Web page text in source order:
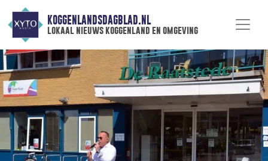
KOGGENLANDSDAGBLAD.NL
lokaal nieuws koggenland en omgeving